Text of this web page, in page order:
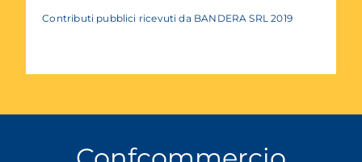
Contributi pubblici ricevuti da BANDERA SRL 2019